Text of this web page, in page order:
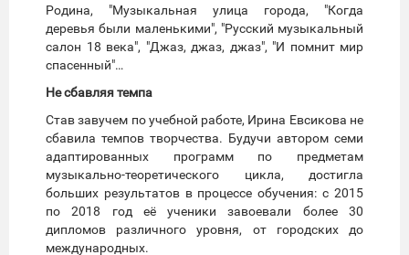
Родина, "Музыкальная улица города, "Когда
деревья были маленькими", "Русский музыкальный
салон 18 века", "Джаз, джаз, джаз", "И помнит мир
спасенный"…
Не сбавляя темпа
Став завучем по учебной работе, Ирина Евсикова не
сбавила темпов творчества. Будучи автором семи
адаптированных программ по предметам
музыкально-теоретического цикла, достигла
больших результатов в процессе обучения: с 2015
по 2018 год её ученики завоевали более 30
дипломов различного уровня, от городских до
международных.